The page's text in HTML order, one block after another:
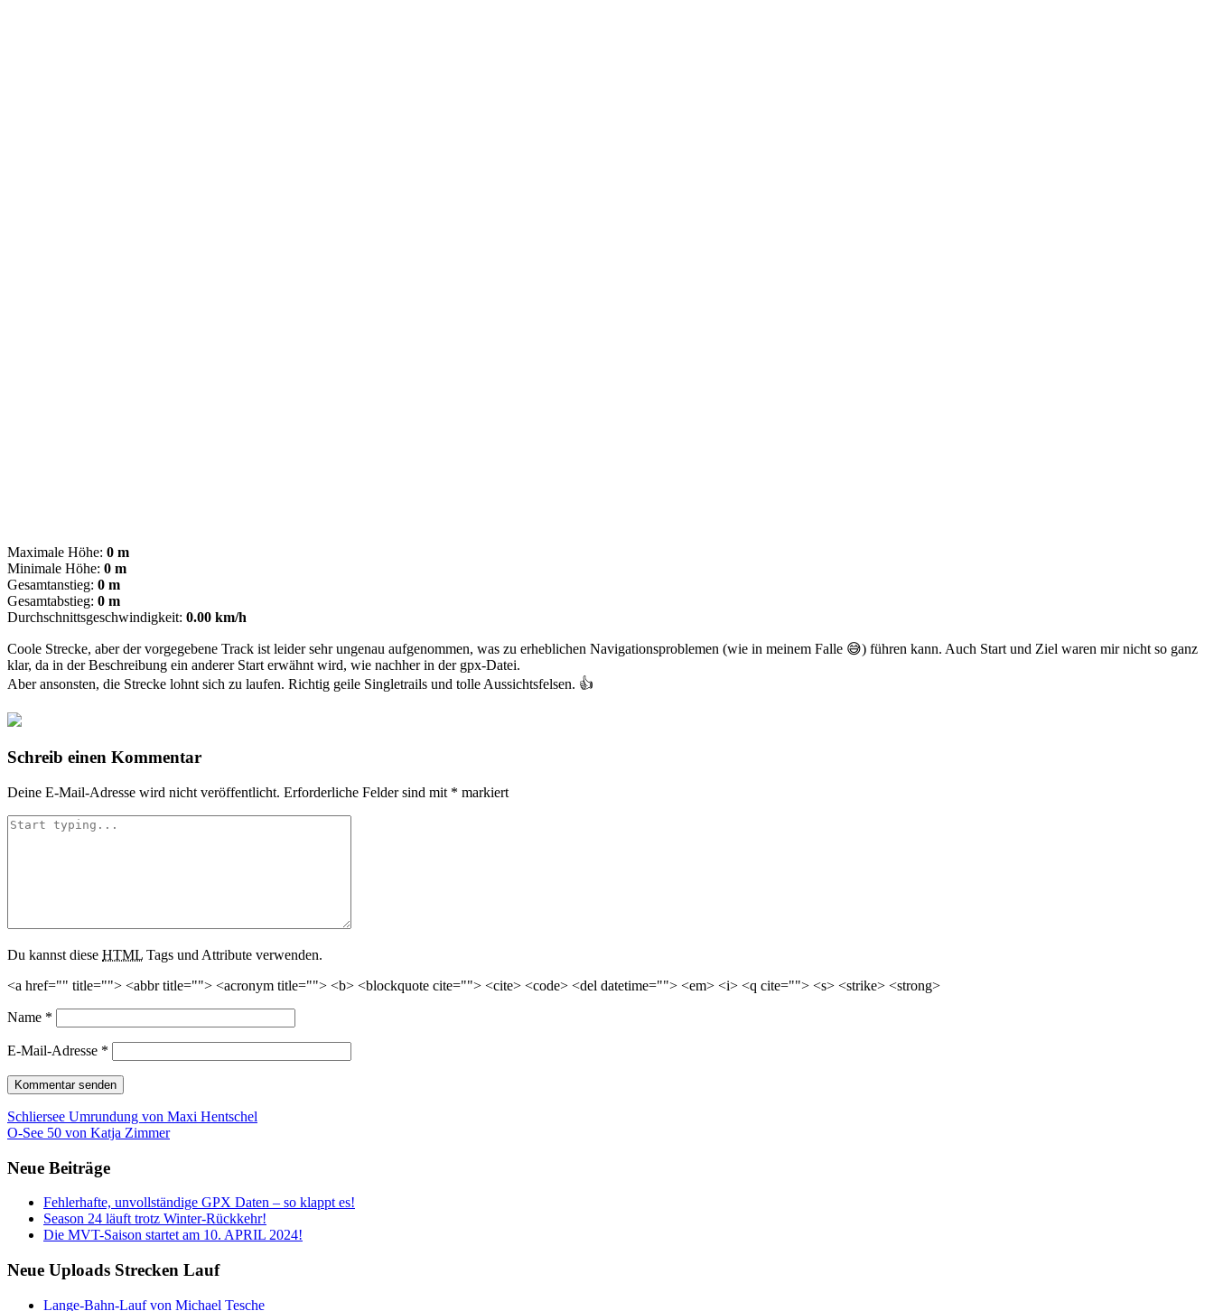
Maximale Höhe: 0 m
Minimale Höhe: 0 m
Gesamtanstieg: 0 m
Gesamtabstieg: 0 m
Durchschnittsgeschwindigkeit: 0.00 km/h
Coole Strecke, aber der vorgegebene Track ist leider sehr ungenau aufgenommen, was zu erheblichen Navigationsproblemen (wie in meinem Falle 😅) führen kann. Auch Start und Ziel waren mir nicht so ganz
klar, da in der Beschreibung ein anderer Start erwähnt wird, wie nachher in der gpx-Datei.
Aber ansonsten, die Strecke lohnt sich zu laufen. Richtig geile Singletrails und tolle Aussichtsfelsen. 👍
Schreib einen Kommentar
Deine E-Mail-Adresse wird nicht veröffentlicht. Erforderliche Felder sind mit * markiert
Du kannst diese HTML Tags und Attribute verwenden.
<a href="" title=""> <abbr title=""> <acronym title=""> <b> <blockquote cite=""> <cite> <code> <del datetime=""> <em> <i> <q cite=""> <s> <strike> <strong>
Name *
E-Mail-Adresse *
Beitrags-
Navigation
Schliersee Umrundung von Maxi Hentschel
O-See 50 von Katja Zimmer
Neue Beiträge
Fehlerhafte, unvollständige GPX Daten – so klappt es!
Season 24 läuft trotz Winter-Rückkehr!
Die MVT-Saison startet am 10. APRIL 2024!
Neue Uploads Strecken Lauf
Lange-Bahn-Lauf von Michael Tesche